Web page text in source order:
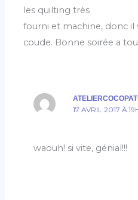
les quilting très
fourni et machine, donc il
coude. Bonne soirée a
17 AVRIL 2017 À
waouh! si vite, génial!!!